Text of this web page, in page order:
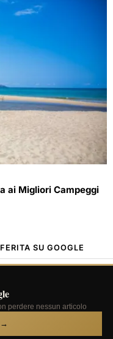
ai Migliori Campeggi
SU GOOGLE
perdere nessun articolo